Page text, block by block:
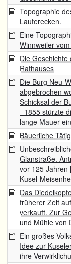
Topographie
Lauterecken.
Eine
Winnweiler
Die Geschichte
Rathauses
Die Burg Neu-
abgebrochen
Schicksal der
- 1855 stürzte
lange Mauer ein
Bäuerliche
Glanstraße.
vor 125 Jahren
Kusel-
Das
früherer Zeit
verkauft. Zur
und Mühle von
Ein großes
Idee zur
ihre